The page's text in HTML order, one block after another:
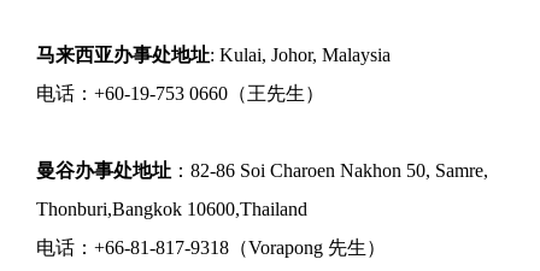
马来西亚办事处地址: Kulai, Johor, Malaysia
电话：+60-19-753 0660（王先生）
曼谷办事处地址 ：82-86 Soi Charoen Nakhon 50, Samre,
Thonburi,Bangkok 10600,Thailand
电话：+66-81-817-9318（Vorapong 先生）